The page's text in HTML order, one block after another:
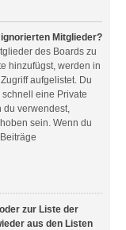
Mitglieder?
des Boards zu
hinzufügst, werden in
aufgelistet. Du
eine Private
verwendest,
sein. Wenn du
zur Liste der
aus den Listen